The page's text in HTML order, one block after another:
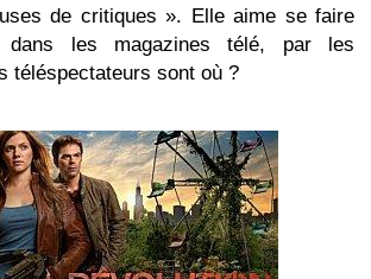
de critiques ». Elle aime se faire
les magazines télé, par les
téléspectateurs sont où ?